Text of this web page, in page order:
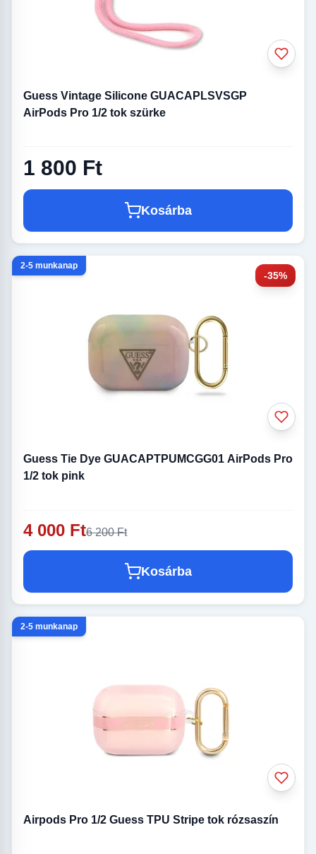
Guess Vintage Silicone GUACAPLSVSGP
AirPods Pro 1/2 tok szürke
1 800 Ft
Kosárba
-35%
2-5 munkanap
Guess Tie Dye GUACAPTPUMCGG01 AirPods Pro
1/2 tok pink
4 000 Ft6 200 Ft
Kosárba
2-5 munkanap
Airpods Pro 1/2 Guess TPU Stripe tok rózsaszín